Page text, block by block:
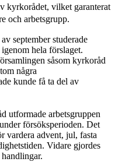
kyrkorådet, vilket garanterat
och arbetsgrupp.
september studerade
hela förslaget.
såsom kyrkoråd
några
kunde få ta del av
utformade arbetsgruppen
försöksperioden. Det
vardera advent, jul, fasta
Vidare gjordes